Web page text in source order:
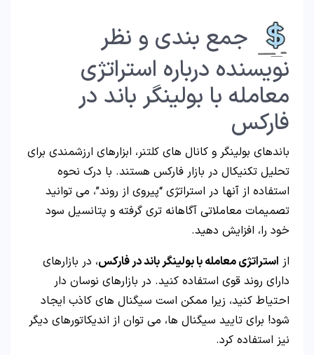
جمع بندی و نظر
نویسنده درباره استراتژی
معامله با بولینگر باند در
فارکس
باندهای بولینگر و کانال‌ های کلتنر، ابزارهای ارزشمندی برای
تحلیل تکنیکال در بازار فارکس هستند. با درک نحوه
استفاده از آنها در استراتژی “پیروی از روند”، می‌ توانید
تصمیمات معاملاتی آگاهانه‌ تری گرفته و پتانسیل سود
خود را، افزایش دهید.
از استراتژی معامله با بولینگر باند در فارکس، در بازارهای
دارای روند قوی استفاده کنید. در بازارهای نوسان‌ دار
احتیاط کنید، زیرا ممکن است سیگنال‌ های کاذب ایجاد
شود! برای تایید سیگنال ها، می توان از اندیکاتورهای دیگر
نیز استفاده کرد.